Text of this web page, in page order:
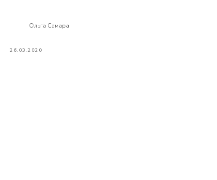
Ольга Самара
26.03.2020